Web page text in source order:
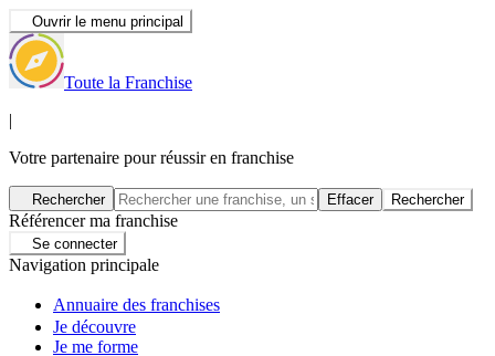
Ouvrir le menu principal
Toute la Franchise
|
Votre partenaire pour réussir en franchise
Rechercher Effacer Rechercher
Référencer ma franchise
Se connecter
Navigation principale
Annuaire des franchises
Je découvre
Je me forme